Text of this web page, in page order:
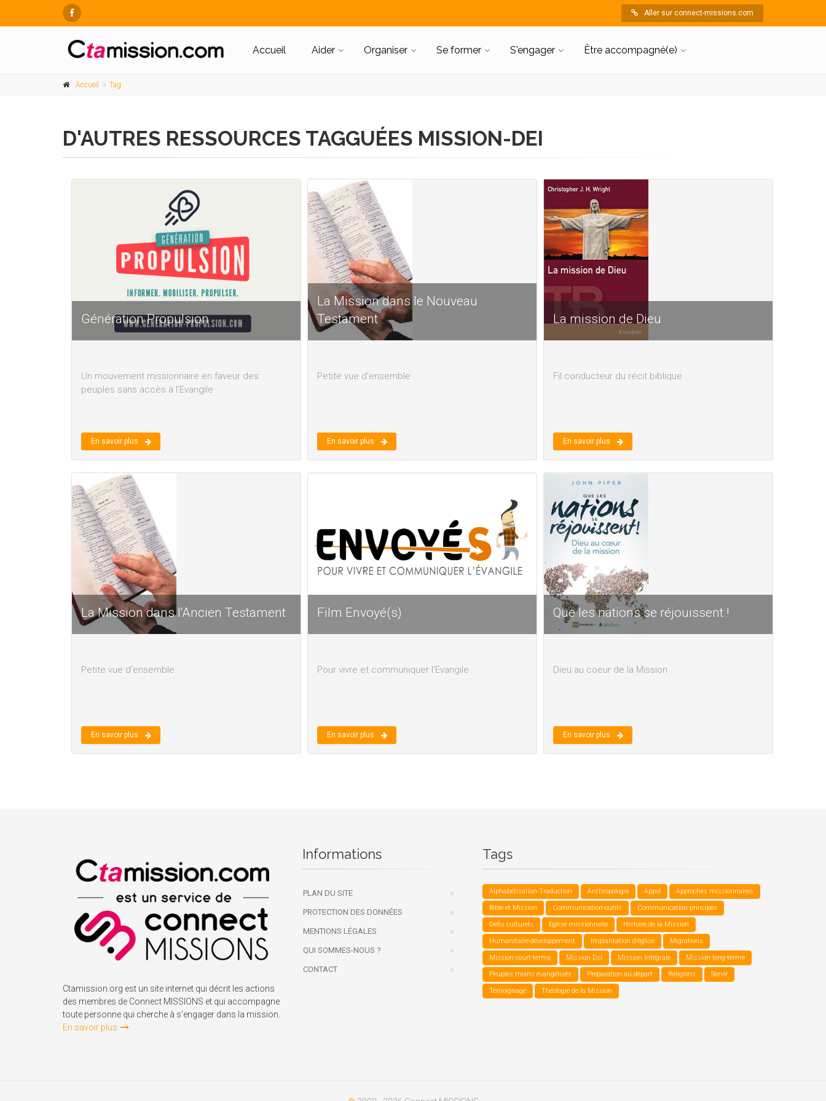
Aller sur connect-missions.com
Accueil Aider Organiser Se former S'engager Être accompagné(e)
Accueil Tag
D'AUTRES RESSOURCES TAGGUÉES MISSION-DEI
Génération Propulsion
Un mouvement missionnaire en faveur des
peuples sans accès à l'Evangile
En savoir plus
La Mission dans le Nouveau
Testament
Petite vue d'ensemble
En savoir plus
La mission de Dieu
Fil conducteur du récit biblique
En savoir plus
La Mission dans l'Ancien Testament
Petite vue d'ensemble
En savoir plus
Film Envoyé(s)
Pour vivre et communiquer l'Evangile
En savoir plus
Que les nations se réjouissent !
Dieu au coeur de la Mission
En savoir plus
Ctamission.org est un site internet qui décrit les actions
des membres de Connect MISSIONS et qui accompagne
toute personne qui cherche à s’engager dans la mission.
En savoir plus
Informations
PLAN DU SITE
PROTECTION DES DONNÉES
MENTIONS LÉGALES
QUI SOMMES-NOUS ?
CONTACT
Tags
Alphabétisation-Traduction Anthropologie Appel Approches missionnaires
Bible et Mission Communication-outils Communication-principes
Défis culturels Eglise missionnelle Histoire de la Mission
Humanitaire-développement Implantation d’église Migrations
Mission court-terme Mission Dei Mission Intégrale Mission long-terme
Peuples moins évangélisés Préparation au départ Religions Servir
Témoignage Théologie de la Mission